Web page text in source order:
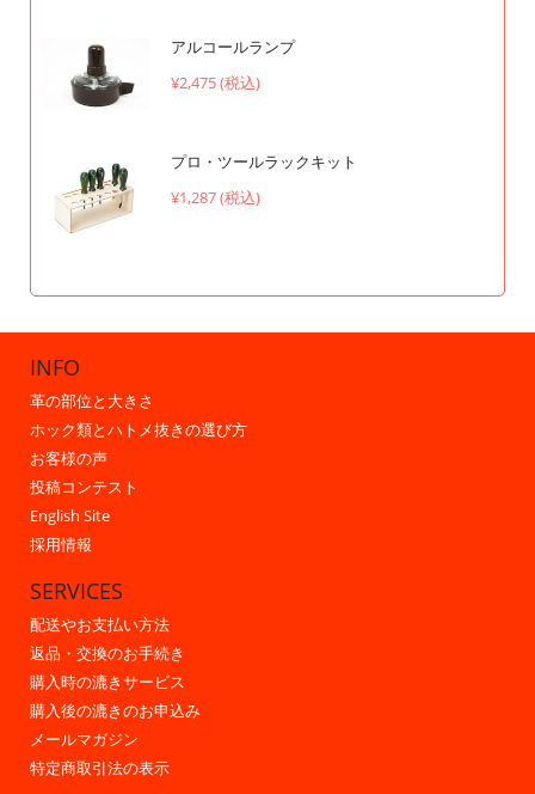
アルコールランプ
¥2,475 (税込)
プロ・ツールラックキット
¥1,287 (税込)
INFO
革の部位と大きさ
ホック類とハトメ抜きの選び方
お客様の声
投稿コンテスト
English Site
採用情報
SERVICES
配送やお支払い方法
返品・交換のお手続き
購入時の漉きサービス
購入後の漉きのお申込み
メールマガジン
特定商取引法の表示